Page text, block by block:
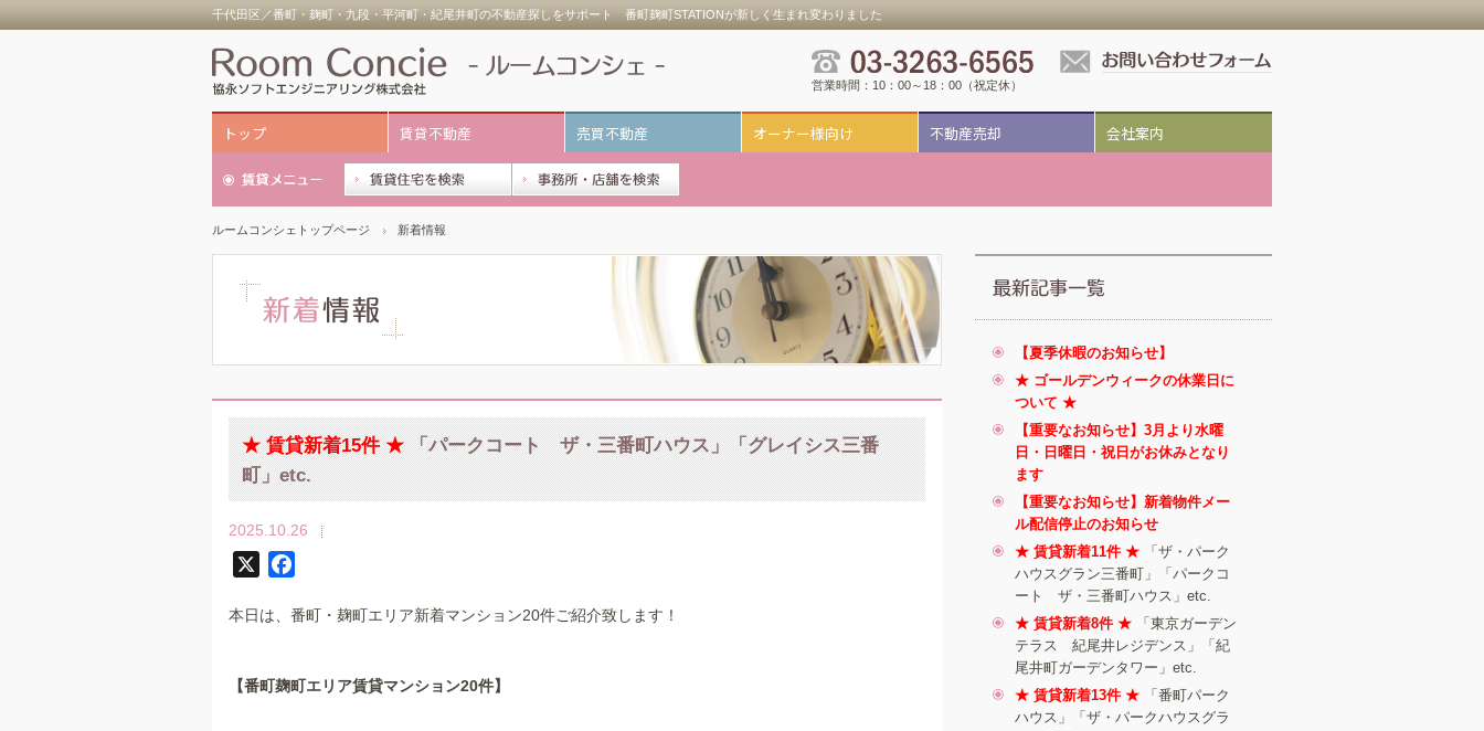
千代田区／番町・麹町・九段・平河町・紀尾井町の不動産探しをサポート 番町麹町STATIONが新しく生まれ変わりました
営業時間：10：00～18：00（祝定休）
トップ 賃貸不動産 売買不動産 オーナー様向け 不動産売却 会社案内
ルームコンシェトップページ 新着情報
★ 賃貸新着15件 ★「パークコート ザ・三番町ハウス」「グレイシス三番
町」etc.
2025.10.26
c
o
本日は、番町・麹町エリア新着マンション20件ご紹介致します！
【番町麹町エリア賃貸マンション20件】
【夏季休暇のお知らせ】
★ ゴールデンウィークの休業日に
ついて ★
【重要なお知らせ】3月より水曜
日・日曜日・祝日がお休みとなり
ます
【重要なお知らせ】新着物件メー
ル配信停止のお知らせ
★ 賃貸新着11件 ★
「ザ・パーク
ハウスグラン三番町」「パークコ
ート ザ・三番町ハウス」etc.
★ 賃貸新着8件 ★
「東京ガーデン
テラス 紀尾井レジデンス」「紀
尾井町ガーデンタワー」etc.
★ 賃貸新着13件 ★
「番町パーク
ハウス」「ザ・パークハウスグラ